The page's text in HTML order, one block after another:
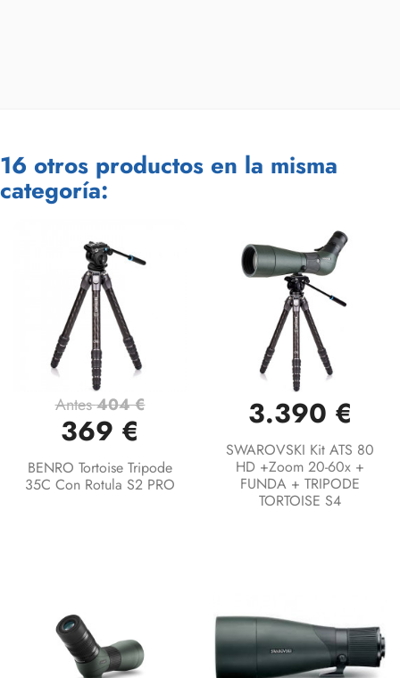
16 otros productos en la misma
categoría:
Antes404 €
369 €
BENRO Tortoise Tripode
35C Con Rotula S2 PRO
3.390 €
SWAROVSKI Kit ATS 80
HD +Zoom 20-60x +
FUNDA + TRIPODE
TORTOISE S4